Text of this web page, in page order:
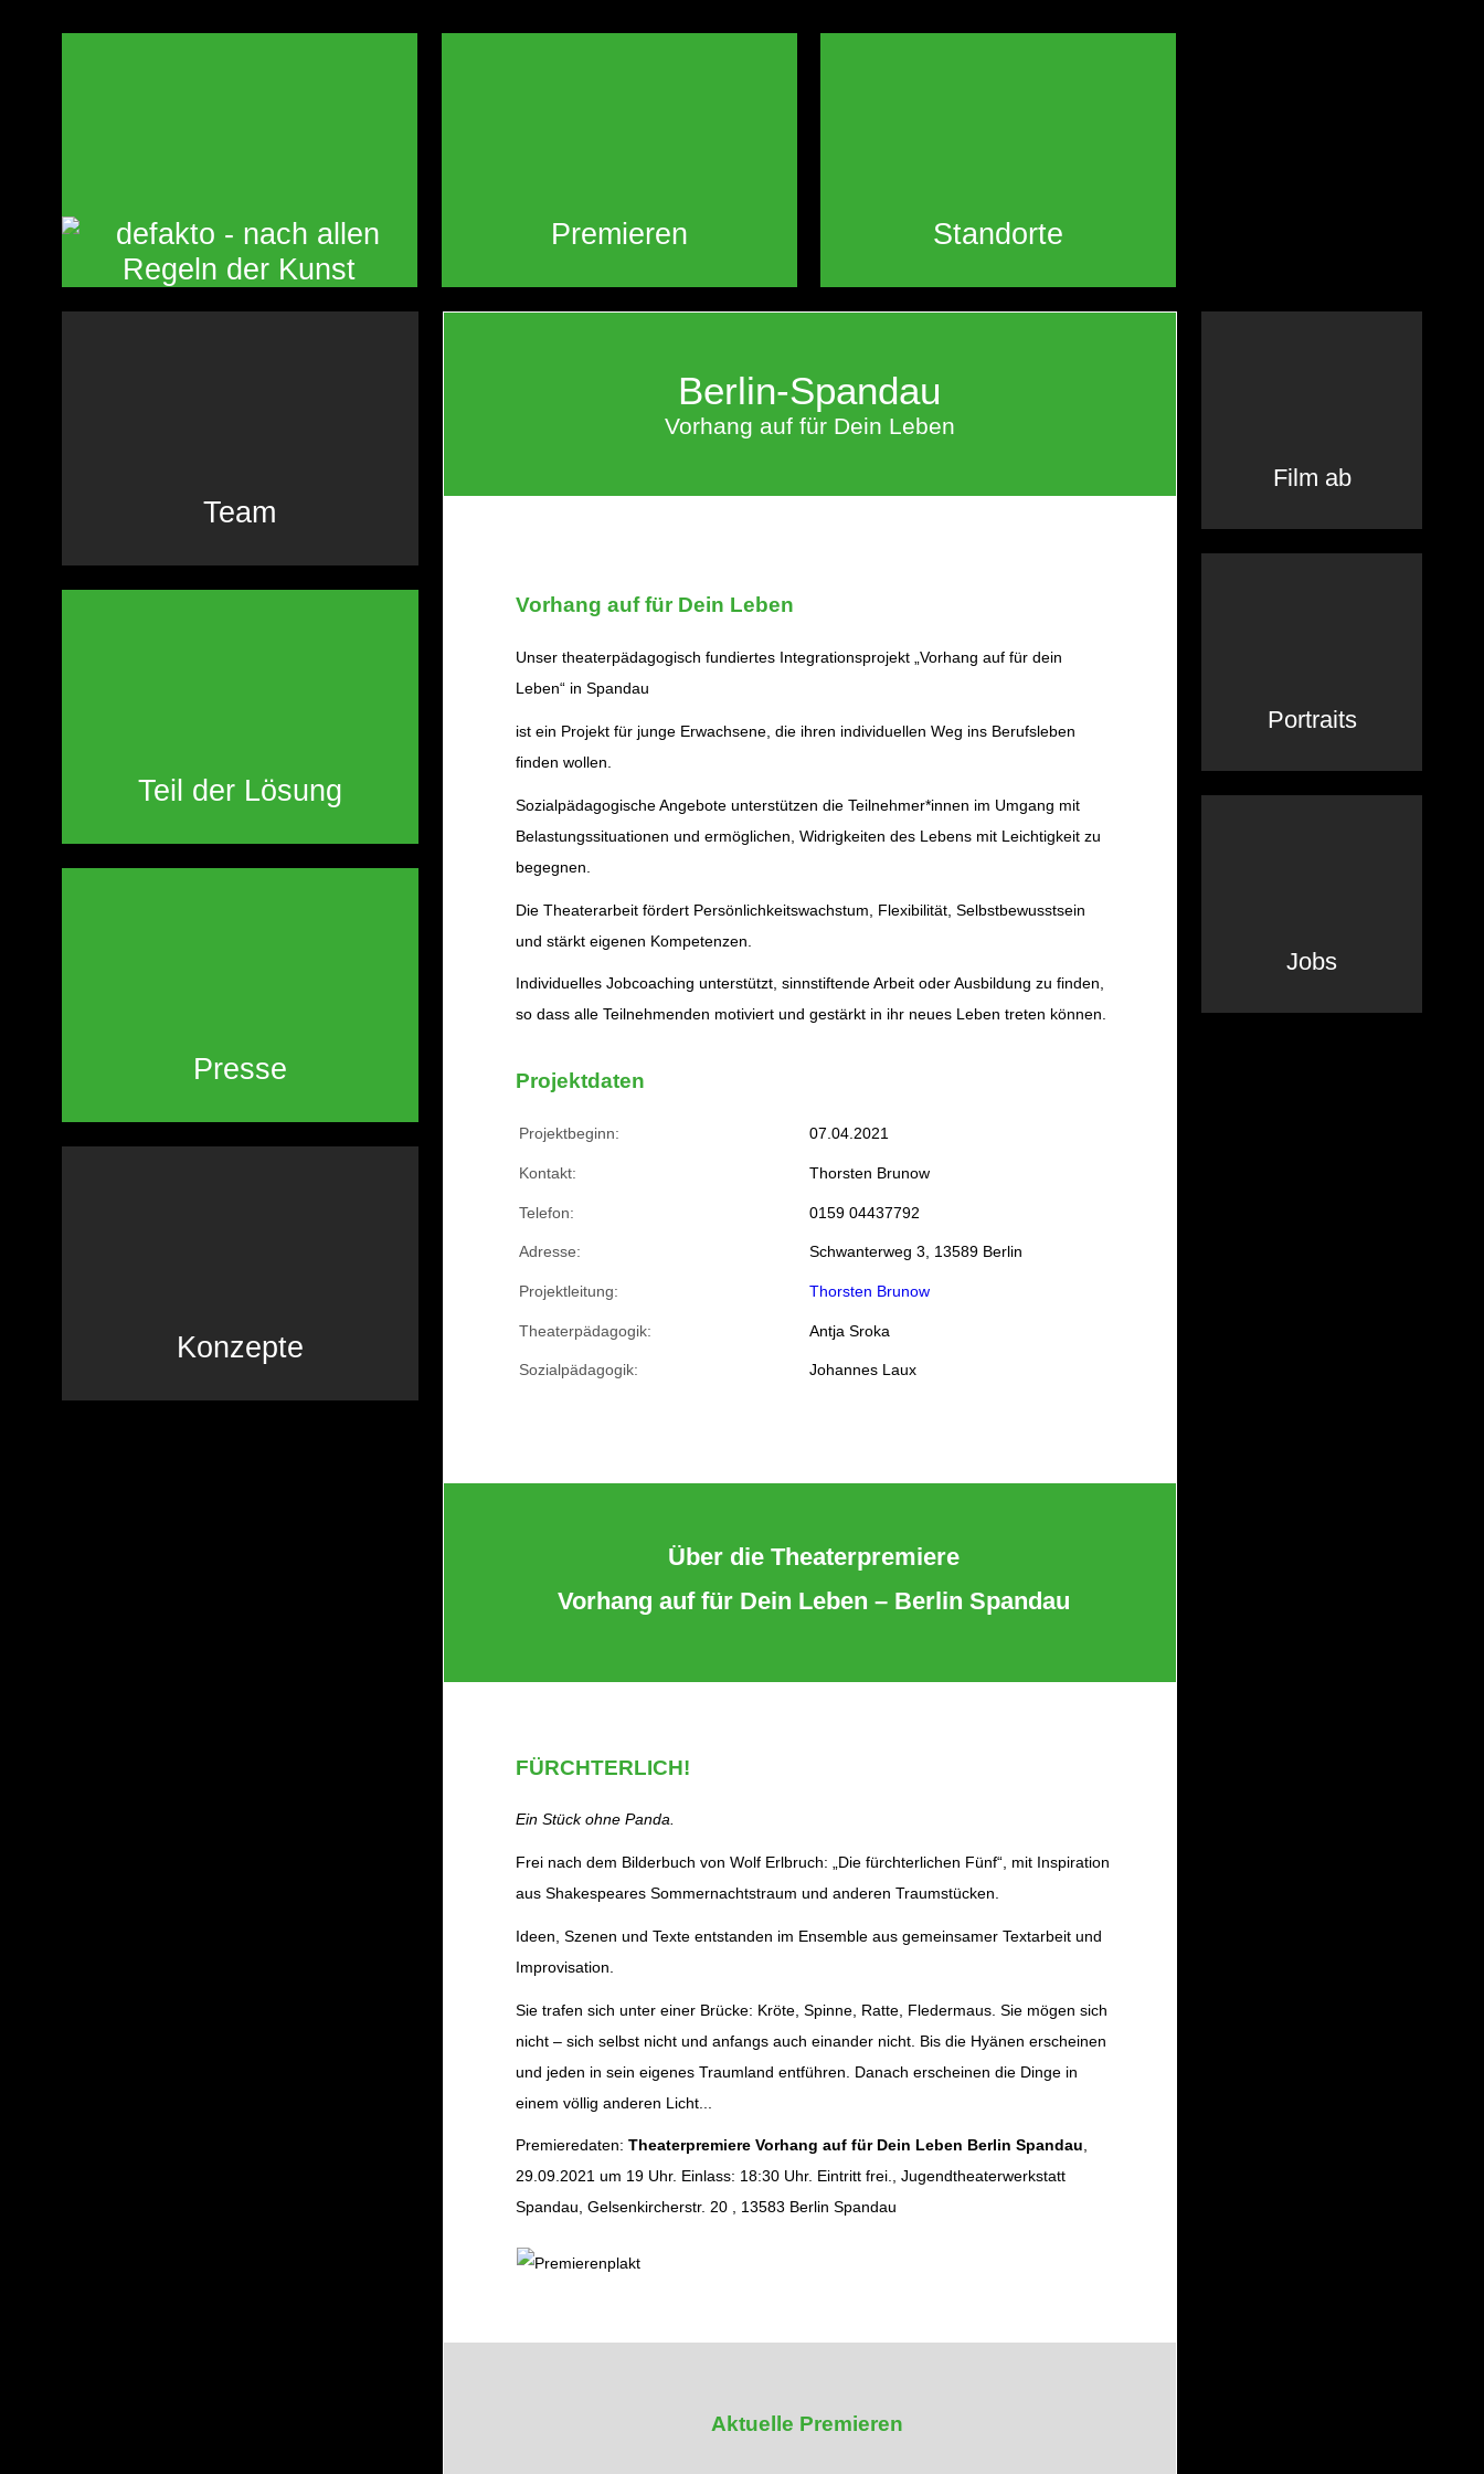
Premieren Standorte
Team
Teil der Lösung
Presse
Konzepte
Berlin-Spandau
Vorhang auf für Dein Leben
Vorhang auf für Dein Leben
Unser theaterpädagogisch fundiertes Integrationsprojekt „Vorhang auf für dein
Leben“ in Spandau
ist ein Projekt für junge Erwachsene, die ihren individuellen Weg ins Berufsleben
finden wollen.
Sozialpädagogische Angebote unterstützen die Teilnehmer*innen im Umgang mit
Belastungssituationen und ermöglichen, Widrigkeiten des Lebens mit Leichtigkeit zu
begegnen.
Die Theaterarbeit fördert Persönlichkeitswachstum, Flexibilität, Selbstbewusstsein
und stärkt eigenen Kompetenzen.
Individuelles Jobcoaching unterstützt, sinnstiftende Arbeit oder Ausbildung zu finden,
so dass alle Teilnehmenden motiviert und gestärkt in ihr neues Leben treten können.
Projektdaten
Projektbeginn: 07.04.2021
Kontakt: Thorsten Brunow
Telefon: 0159 04437792
Adresse: Schwanterweg 3, 13589 Berlin
Projektleitung: Thorsten Brunow
Theaterpädagogik: Antja Sroka
Sozialpädagogik: Johannes Laux
Über die Theaterpremiere
Vorhang auf für Dein Leben – Berlin Spandau
FÜRCHTERLICH!
Ein Stück ohne Panda.
Frei nach dem Bilderbuch von Wolf Erlbruch: „Die fürchterlichen Fünf“, mit Inspiration
aus Shakespeares Sommernachtstraum und anderen Traumstücken.
Ideen, Szenen und Texte entstanden im Ensemble aus gemeinsamer Textarbeit und
Improvisation.
Sie trafen sich unter einer Brücke: Kröte, Spinne, Ratte, Fledermaus. Sie mögen sich
nicht – sich selbst nicht und anfangs auch einander nicht. Bis die Hyänen erscheinen
und jeden in sein eigenes Traumland entführen. Danach erscheinen die Dinge in
einem völlig anderen Licht...
Premieredaten:Theaterpremiere Vorhang auf für Dein Leben Berlin Spandau,
29.09.2021 um 19 Uhr. Einlass: 18:30 Uhr. Eintritt frei., Jugendtheaterwerkstatt
Spandau, Gelsenkircherstr. 20 , 13583 Berlin Spandau
Aktuelle Premieren
Film ab
Portraits
Jobs